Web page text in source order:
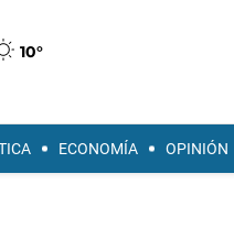
10°
ECONOMÍA OPINIÓN